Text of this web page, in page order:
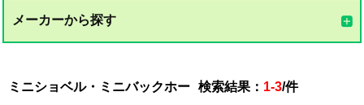
メーカーから探す
ミニショベル・ミニバックホー 検索結果： 1-3/件